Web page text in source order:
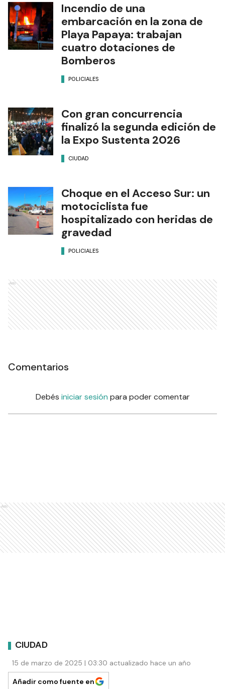
Incendio de una
embarcación en la zona de
Playa Papaya: trabajan
cuatro dotaciones de
Bomberos
POLICIALES
Con gran concurrencia
finalizó la segunda edición de
la Expo Sustenta 2026
CIUDAD
Choque en el Acceso Sur: un
motociclista fue
hospitalizado con heridas de
gravedad
POLICIALES
Ads
Comentarios
Debés iniciar sesión para poder comentar
Ads
CIUDAD
15 de marzo de 2025 | 03:30 actualizado hace un año
Añadir como fuente en